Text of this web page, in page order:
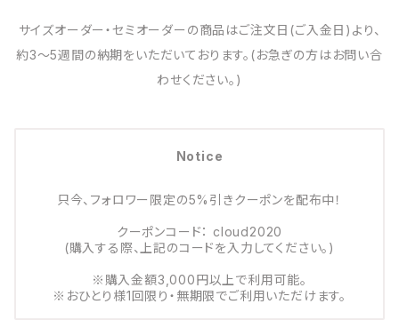
サイズオーダー・セミオーダーの商品はご注文日(ご入金日)より、
約3～5週間の納期をいただいております。(お急ぎの方はお問い合
わせください。)
Notice
只今、フォロワー限定の5%引きクーポンを配布中！
クーポンコード： cloud2020
(購入する際、上記のコードを入力してください。)
※購入金額3,000円以上で利用可能。
※おひとり様1回限り・無期限でご利用いただけます。